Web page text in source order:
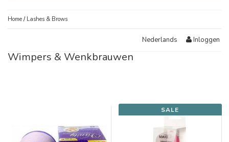
Home / Lashes & Brows
Nederlands Inloggen
Wimpers & Wenkbrauwen
SALE